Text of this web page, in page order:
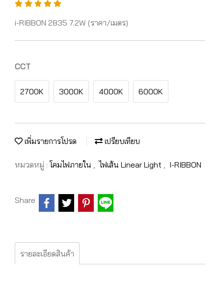
i-RIBBON 2835 7.2W (ราคา/เมตร)
CCT
2700K 3000K 4000K 6000K
เพิ่มรายการโปรด เปรียบเทียบ
หมวดหมู่ : โคมไฟภายใน , ไฟเส้น Linear Light , I-RIBBON
Share
รายละเอียดสินค้า